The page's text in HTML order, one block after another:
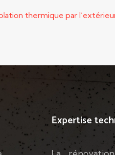
thermique par
Expertise